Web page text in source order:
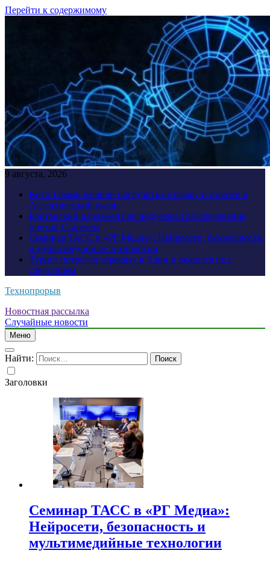
Перейти к содержимому
9 августа, 2026
Кита Тимми решили погрузить на баржу и отвезти в
Атлантический океан
Британский парламент не поддержал расследование
против Стармера
Семинар ТАСС в «РГ Медиа»: Нейросети, безопасность
и мультимедийные технологии
Турист потрогал черепаху в Азии и оказался под
следствием
Технопрорыв
Новостная рассылка
Случайные новости
Меню
Найти:
Заголовки
Семинар ТАСС в «РГ Медиа»:
Нейросети, безопасность и
мультимедийные технологии